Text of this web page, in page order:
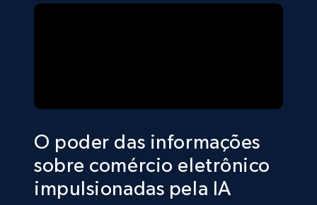
O poder das informações
sobre comércio eletrônico
impulsionadas pela IA